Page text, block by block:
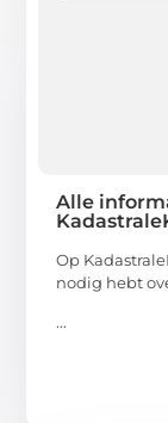
Alle
Op
nodig hebt
...